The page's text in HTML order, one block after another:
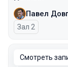
Павел
Зал 2
Смотреть